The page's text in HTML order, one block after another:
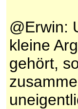
@Erwin:
kleine
gehört,